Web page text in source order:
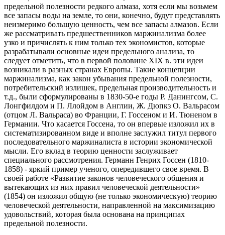
предельной полезности редкого алмаза, хотя если мы возьмем
все запасы воды на земле, то они, конечно, будут представлять
неизмеримо большую ценность, чем все запасы алмазов. Если
же рассматривать предшественников маржинализма более
узко и причислять к ним только тех экономистов, которые
разрабатывали основные идеи предельного анализа, то
следует отметить, что в первой половине XIX в. эти идеи
возникали в разных странах Европы. Такие концепции
маржинализма, как закон убывания предельной полезности,
потребительский излишек, предельная производительность и
т.д., были сформулированы в 1830-50-е годы Р. Данингсом, С.
Лонгфилдом и П. Ллойдом в Англии, Ж. Дюпкз О. Вальрасом
(отцом Л. Вальраса) во Франции, Г. Госсеном и И. Тюненом в
Германии. Что касается Госсена, то он впервые изложил их в
систематизированном виде и вполне заслужил титул первого
последовательного маржиналиста в истории экономической
мысли. Его вклад в теорию ценности заслуживает
специального рассмотрения. Германн Генрих Госсен (1810-
1858) - яркий пример ученого, опередившего свое время. В
своей работе «Развитие законов человеческого общения и
вытекающих из них правил человеческой деятельности»
(1854) он изложил общую (не только экономическую) теорию
человеческой деятельности, направленной на максимизацию
удовольствий, которая была основана на принципах
предельной полезности.